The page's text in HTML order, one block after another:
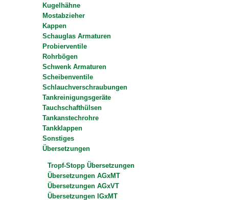
Kugelhähne
Mostabzieher
Kappen
Schauglas Armaturen
Probierventile
Rohrbögen
Schwenk Armaturen
Scheibenventile
Schlauchverschraubungen
Tankreinigungsgeräte
Tauchschafthülsen
Tankanstechrohre
Tankklappen
Sonstiges
Übersetzungen
Tropf-Stopp Übersetzungen
Übersetzungen AGxMT
Übersetzungen AGxVT
Übersetzungen IGxMT